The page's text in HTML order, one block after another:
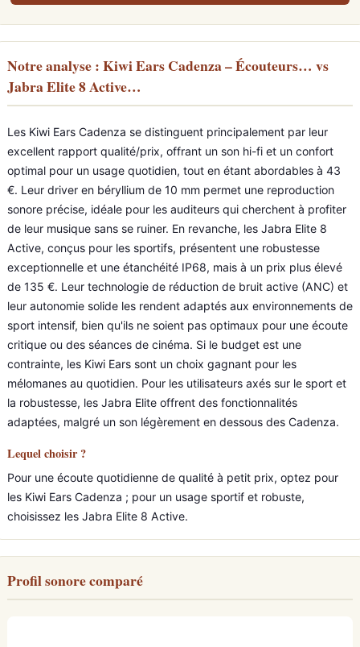
Notre analyse : Kiwi Ears Cadenza – Écouteurs… vs
Jabra Elite 8 Active…
Les Kiwi Ears Cadenza se distinguent principalement par leur
excellent rapport qualité/prix, offrant un son hi-fi et un confort
optimal pour un usage quotidien, tout en étant abordables à 43
€. Leur driver en béryllium de 10 mm permet une reproduction
sonore précise, idéale pour les auditeurs qui cherchent à profiter
de leur musique sans se ruiner. En revanche, les Jabra Elite 8
Active, conçus pour les sportifs, présentent une robustesse
exceptionnelle et une étanchéité IP68, mais à un prix plus élevé
de 135 €. Leur technologie de réduction de bruit active (ANC) et
leur autonomie solide les rendent adaptés aux environnements de
sport intensif, bien qu'ils ne soient pas optimaux pour une écoute
critique ou des séances de cinéma. Si le budget est une
contrainte, les Kiwi Ears sont un choix gagnant pour les
mélomanes au quotidien. Pour les utilisateurs axés sur le sport et
la robustesse, les Jabra Elite offrent des fonctionnalités
adaptées, malgré un son légèrement en dessous des Cadenza.
Lequel choisir ?
Pour une écoute quotidienne de qualité à petit prix, optez pour
les Kiwi Ears Cadenza ; pour un usage sportif et robuste,
choisissez les Jabra Elite 8 Active.
Profil sonore comparé